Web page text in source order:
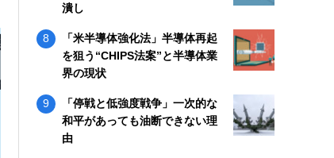
潰し
「米半導体強化法」半導体再起
を狙う“CHIPS法案”と半導体業
界の現状
「停戦と低強度戦争」一次的な
和平があっても油断できない理
由